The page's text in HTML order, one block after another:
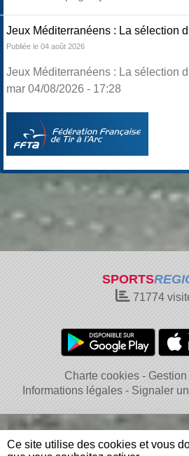
Jeux Méditerranéens : La sélection
Publiée le 04 août 2026
Jeux Méditerranéens : La sélection
mar 04/08/2026 - 17:28
SPORTS
71774
Charte cookies
Informations légales
Signaler
Ce site utilise des cookies et vous